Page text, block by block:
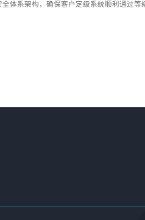
体系架构，确保客户定级系统顺利通过等